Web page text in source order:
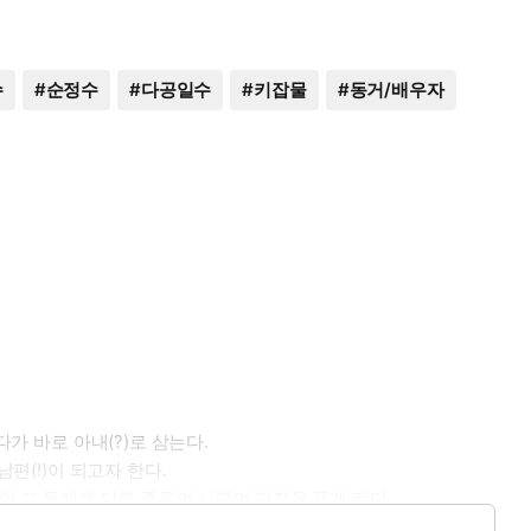
#순정수 #다공일수 #키잡물 #동거/배우자
가 바로 아내(?)로 삼는다.
(!)이 되고자 한다.
그 둘에게 다른 종류의 사랑의 감정을 품게 된다.